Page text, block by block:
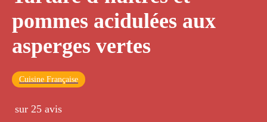
pommes acidulées aux
asperges vertes
Cuisine Française
sur 25 avis